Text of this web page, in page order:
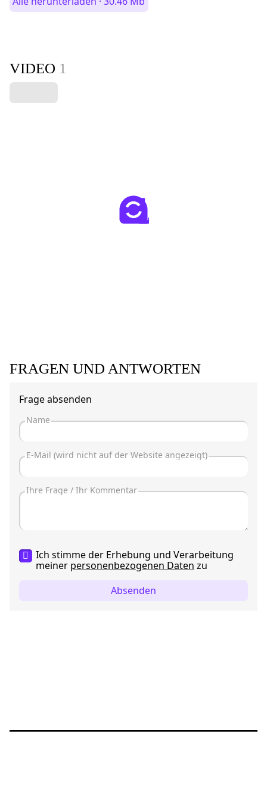
VIDEO 1
FRAGEN UND ANTWORTEN
Frage absenden
Ich stimme der Erhebung und Verarbeitung
meiner personenbezogenen Daten zu
Absenden